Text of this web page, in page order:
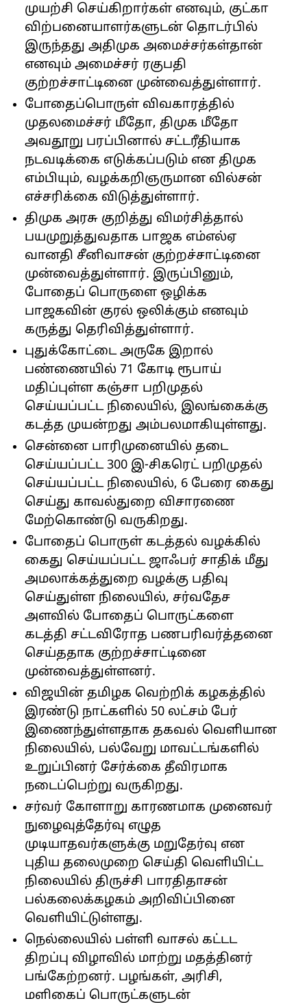
முயற்சி செய்கிறார்கள் எனவும், குட்கா
விற்பனையாளர்களுடன் தொடர்பில்
இருந்தது அதிமுக அமைச்சர்கள்தான்
எனவும் அமைச்சர் ரகுபதி
குற்றச்சாட்டினை முன்வைத்துள்ளார்.
போதைப்பொருள் விவகாரத்தில்
முதலமைச்சர் மீதோ, திமுக மீதோ
அவதூறு பரப்பினால் சட்டரீதியாக
நடவடிக்கை எடுக்கப்படும் என திமுக
எம்பியும், வழக்கறிஞருமான வில்சன்
எச்சரிக்கை விடுத்துள்ளார்.
திமுக அரசு குறித்து விமர்சித்தால்
பயமுறுத்துவதாக பாஜக எம்எல்ஏ
வானதி சீனிவாசன் குற்றச்சாட்டினை
முன்வைத்துள்ளார். இருப்பினும்,
போதைப் பொருளை ஒழிக்க
பாஜகவின் குரல் ஒலிக்கும் எனவும்
கருத்து தெரிவித்துள்ளார்.
புதுக்கோட்டை அருகே இறால்
பண்ணையில் 71 கோடி ரூபாய்
மதிப்புள்ள கஞ்சா பறிமுதல்
செய்யப்பட்ட நிலையில், இலங்கைக்கு
கடத்த முயன்றது அம்பலமாகியுள்ளது.
சென்னை பாரிமுனையில் தடை
செய்யப்பட்ட 300 இ-சிகரெட் பறிமுதல்
செய்யப்பட்ட நிலையில், 6 பேரை கைது
செய்து காவல்துறை விசாரணை
மேற்கொண்டு வருகிறது.
போதைப் பொருள் கடத்தல் வழக்கில்
கைது செய்யப்பட்ட ஜாஃபர் சாதிக் மீது
அமலாக்கத்துறை வழக்கு பதிவு
செய்துள்ள நிலையில், சர்வதேச
அளவில் போதைப் பொருட்களை
கடத்தி சட்டவிரோத பணபரிவர்த்தனை
செய்ததாக குற்றச்சாட்டினை
முன்வைத்துள்ளனர்.
விஜயின் தமிழக வெற்றிக் கழகத்தில்
இரண்டு நாட்களில் 50 லட்சம் பேர்
இணைந்துள்ளதாக தகவல் வெளியான
நிலையில், பல்வேறு மாவட்டங்களில்
உறுப்பினர் சேர்க்கை தீவிரமாக
நடைப்பெற்று வருகிறது.
சர்வர் கோளாறு காரணமாக முனைவர்
நுழைவுத்தேர்வு எழுத
முடியாதவர்களுக்கு மறுதேர்வு என
புதிய தலைமுறை செய்தி வெளியிட்ட
நிலையில் திருச்சி பாரதிதாசன்
பல்கலைக்கழகம் அறிவிப்பினை
வெளியிட்டுள்ளது.
நெல்லையில் பள்ளி வாசல் கட்டட
திறப்பு விழாவில் மாற்று மதத்தினர்
பங்கேற்றனர். பழங்கள், அரிசி,
மளிகைப் பொருட்களுடன்